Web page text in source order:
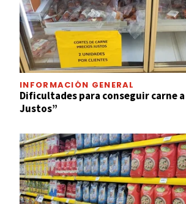
INFORMACIÓN GENERAL
Dificultades para conseguir carne
Justos”